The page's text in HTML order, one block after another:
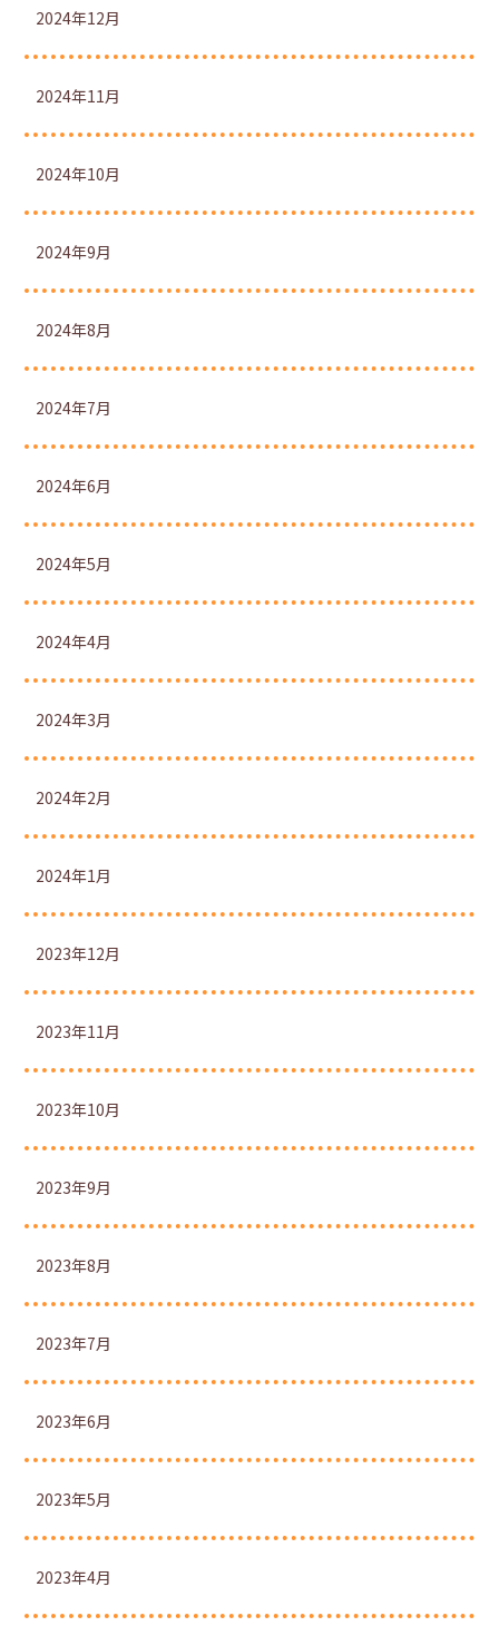
2024年12月
2024年11月
2024年10月
2024年9月
2024年8月
2024年7月
2024年6月
2024年5月
2024年4月
2024年3月
2024年2月
2024年1月
2023年12月
2023年11月
2023年10月
2023年9月
2023年8月
2023年7月
2023年6月
2023年5月
2023年4月